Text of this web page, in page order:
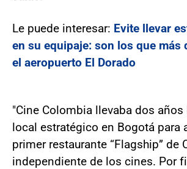
Le puede interesar: Evite llevar
en su equipaje: son los que más
el aeropuerto El Dorado
"Cine Colombia llevaba dos
local estratégico en Bogotá para
primer restaurante “Flagship” de
independiente de los cines. Por